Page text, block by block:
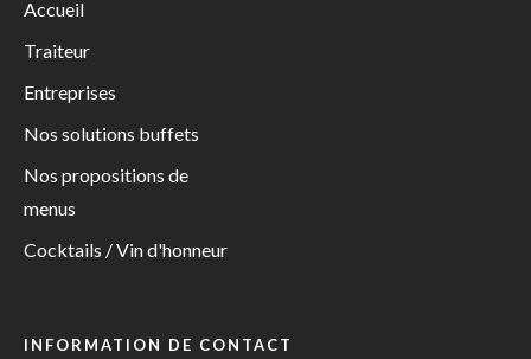
Accueil
Traiteur
Entreprises
Nos solutions buffets
Nos propositions de
menus
Cocktails / Vin d'honneur
INFORMATION DE CONTACT